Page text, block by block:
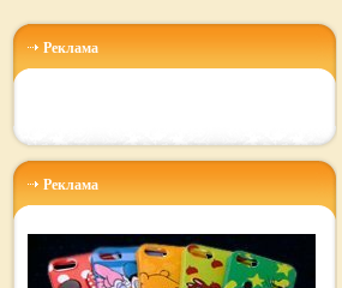
Реклама
Реклама